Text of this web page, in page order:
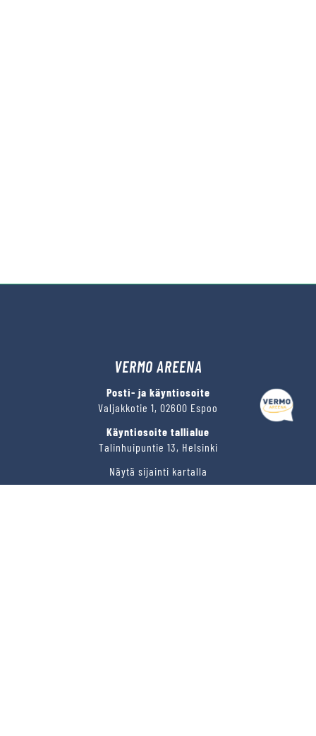
VERMO AREENA
Posti- ja käyntiosoite
Valjakkotie 1, 02600 Espoo
Käyntiosoite tallialue
Talinhuipuntie 13, Helsinki
Näytä sijainti kartalla